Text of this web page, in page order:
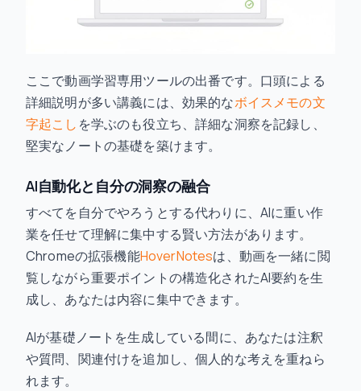
ここで動画学習専用ツールの出番です。口頭による
詳細説明が多い講義には、効果的なボイスメモの文
字起こし を学ぶのも役立ち、詳細な洞察を記録し、
堅実なノートの基礎を築けます。
AI自動化と自分の洞察の融合
すべてを自分でやろうとする代わりに、AIに重い作
業を任せて理解に集中する賢い方法があります。
Chromeの拡張機能HoverNotesは、動画を一緒に閲
覧しながら重要ポイントの構造化されたAI要約を生
成し、あなたは内容に集中できます。
AIが基礎ノートを生成している間に、あなたは注釈
や質問、関連付けを追加し、個人的な考えを重ねら
れます。